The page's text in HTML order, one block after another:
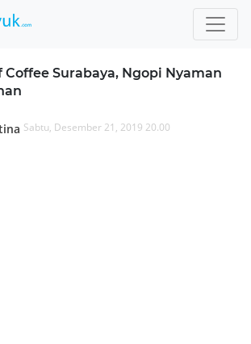
Coffee Surabaya, Ngopi Nyaman
Sabtu, Desember 21, 2019 20.00